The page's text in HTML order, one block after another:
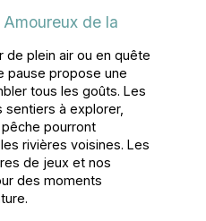
de la
de plein air ou en quête
pause propose une
tous les goûts. Les
à explorer,
pourront
rivières voisines. Les
de jeux et nos
des moments